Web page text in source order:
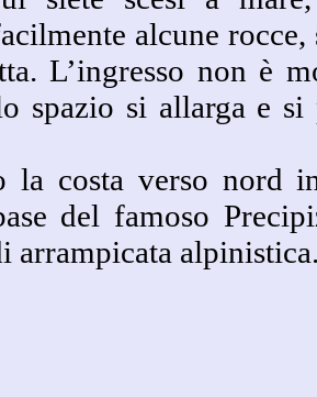
alcune
L’ingresso non è
spazio si allarga e
la costa verso nord
del famoso
arrampicata